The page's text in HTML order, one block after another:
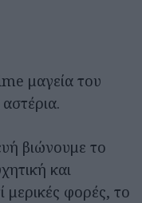
μαγεία του
βιώνουμε το
και
μερικές φορές, το